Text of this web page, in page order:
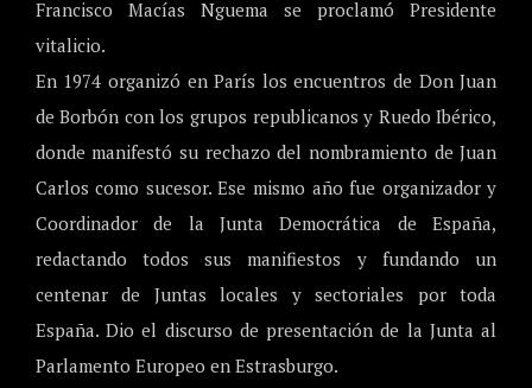
Francisco Macías Nguema se proclamó Presidente
vitalicio.
En 1974 organizó en París los encuentros de Don Juan
de Borbón con los grupos republicanos y Ruedo Ibérico,
donde manifestó su rechazo del nombramiento de Juan
Carlos como sucesor. Ese mismo año fue organizador y
Coordinador de la Junta Democrática de España,
redactando todos sus manifiestos y fundando un
centenar de Juntas locales y sectoriales por toda
España. Dio el discurso de presentación de la Junta al
Parlamento Europeo en Estrasburgo.